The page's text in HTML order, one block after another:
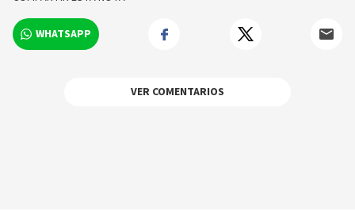
WHATSAPP
VER COMENTARIOS